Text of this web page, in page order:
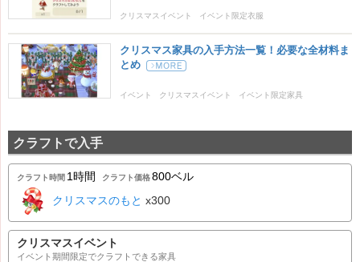
クリスマスイベント イベント限定衣服
クリスマス家具の入手方法一覧！必要な全材料ま
とめ
イベント クリスマスイベント イベント限定家具
クラフトで入手
クラフト時間 1時間 クラフト価格800ベル
クリスマスのもと x300
クリスマスイベント
イベント期間限定でクラフトできる家具